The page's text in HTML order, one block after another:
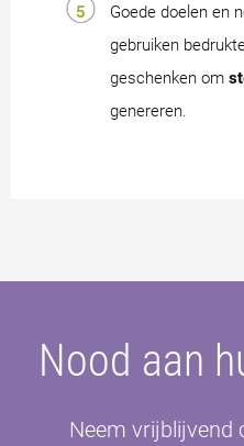
Goede doelen en
gebruiken
geschenken om
genereren.
Nood aan
Neem vrijblijvend